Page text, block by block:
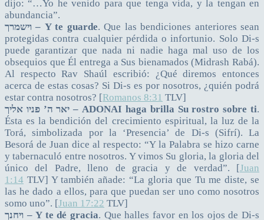
dijo: “…Yo he venido para que tenga vida, y la tengan en
abundancia”.
וישמרך – Y te guarde. Que las bendiciones anteriores sean
protegidas contra cualquier pérdida o infortunio. Solo Di-s
puede garantizar que nada ni nadie haga mal uso de los
obsequios que Él entrega a Sus bienamados (Midrash Rabá).
Al respecto Rav Shaúl escribió: ¿Qué diremos entonces
acerca de estas cosas? Si Di-s es por nosotros, ¿quién podrá
estar contra nosotros? [Romanos 8:31 TLV]
יאר ה’ פניו אליך – ADONAI haga brilla Su rostro sobre ti.
Ésta es la bendición del crecimiento espiritual, la luz de la
Torá, simbolizada por la ‘Presencia’ de Di-s (Sifrí). La
Besorá de Juan dice al respecto: “Y la Palabra se hizo carne
y tabernaculó entre nosotros. Y vimos Su gloria, la gloria del
único del Padre, lleno de gracia y de verdad”. [Juan
1:14 TLV] Y también añade: “La gloria que Tu me diste, se
las he dado a ellos, para que puedan ser uno como nosotros
somo uno”. [Juan 17:22 TLV]
ויחנך – Y te dé gracia. Que halles favor en los ojos de Di-s